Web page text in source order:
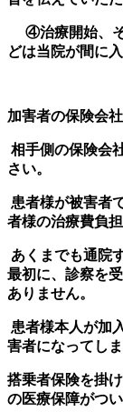
④治療開始、そ
どは当院が間に
加害者の保険会
相手側の保険会
さい。
患者様が被害者
者様の治療費負
あくまでも通院
最初に、診察を
ありません。
患者様本人が加
害者になってし
搭乗者保険を掛
の医療保障がつ